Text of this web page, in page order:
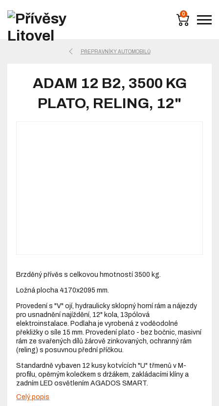
0
PŘEPRAVNÍKY AUTOMOBILŮ
ADAM 12 B2, 3500 KG
PLATO, RELING, 12"
Brzděný přívěs s celkovou hmotností 3500 kg.
Ložná plocha 4170x2095 mm.
Provedení s "V" ojí, hydraulicky sklopný horní rám a nájezdy
pro usnadnění najíždění, 12" kola, 13pólová
elektroinstalace. Podlaha je vyrobená z voděodolné
překližky o síle 15 mm. Provedení plato - bez bočnic, masivní
rám ze svařených dílů žárově zinkovaných, ochranný rám
(reling) s posuvnou přední příčkou.
Standardně vybaven 12 kusy kotvících "U" třmenů v M-
profilu, opěrným kolečkem s držákem, zakládacími klíny a
zadním LED osvětlením AGADOS SMART.
Celý popis